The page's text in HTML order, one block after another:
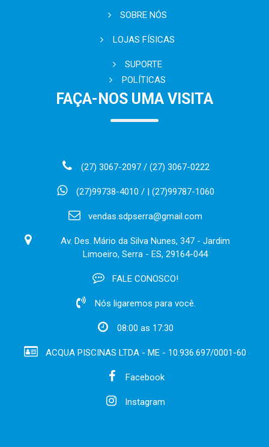
SOBRE NÓS
LOJAS FÍSICAS
SUPORTE
POLÍTICAS
FAÇA-NOS UMA VISITA
(27) 3067-2097 / (27) 3067-0222
(27)99738-4010 / | (27)99787-1060
vendas.sdpserra@gmail.com
Av. Des. Mário da Silva Nunes, 347 - Jardim
Limoeiro, Serra - ES, 29164-044
FALE CONOSCO!
Nós ligaremos para você.
08:00 as 17:30
ACQUA PISCINAS LTDA - ME - 10.936.697/0001-60
Facebook
Instagram